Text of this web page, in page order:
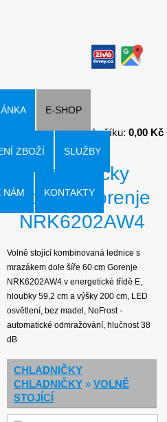
E-SHOP
ZBOŽÍ SLUŽBY
NÁM KONTAKTY
V košíku: 0,00 Kč
Chladničky
lednice Gorenje
NRK6202AW4
Volně stojící kombinovaná lednice s
mrazákem dole šíře 60 cm Gorenje
NRK6202AW4 v energetické třídě E,
hloubky 59,2 cm a výšky 200 cm, LED
osvětlení, bez madel, NoFrost -
automatické odmražování, hlučnost 38
dB
CHLADNIČKY
CHLADNIČKY » VOLNĚ
STOJÍCÍ